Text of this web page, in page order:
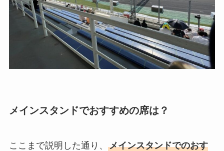
メインスタンドでおすすめの席は？
ここまで説明した通り、 メインスタンドでのおす